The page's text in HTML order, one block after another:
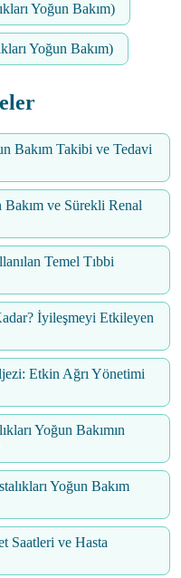
Yoğun Bakım)
Yoğun Bakım)
Bakım Takibi ve Tedavi
ve Sürekli Renal
Temel Tıbbi
İyileşmeyi Etkileyen
Etkin Ağrı Yönetimi
Yoğun Bakımın
Yoğun Bakım
Saatleri ve Hasta